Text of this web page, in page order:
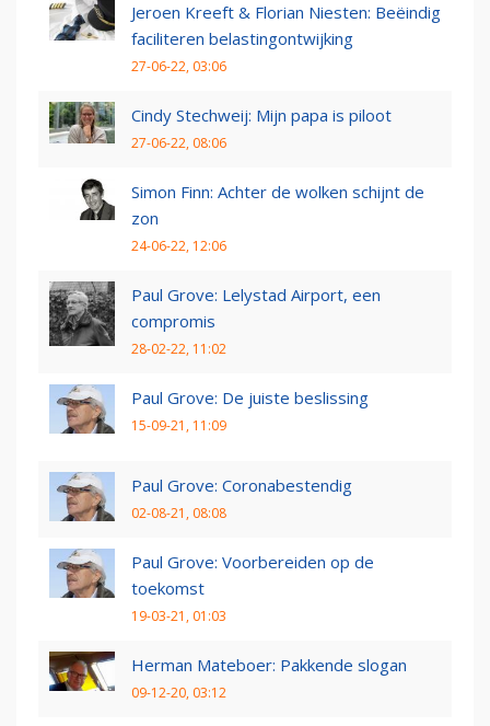
Jeroen Kreeft & Florian Niesten: Beëindig
faciliteren belastingontwijking
27-06-22, 03:06
Cindy Stechweij: Mijn papa is piloot
27-06-22, 08:06
Simon Finn: Achter de wolken schijnt de
zon
24-06-22, 12:06
Paul Grove: Lelystad Airport, een
compromis
28-02-22, 11:02
Paul Grove: De juiste beslissing
15-09-21, 11:09
Paul Grove: Coronabestendig
02-08-21, 08:08
Paul Grove: Voorbereiden op de
toekomst
19-03-21, 01:03
Herman Mateboer: Pakkende slogan
09-12-20, 03:12